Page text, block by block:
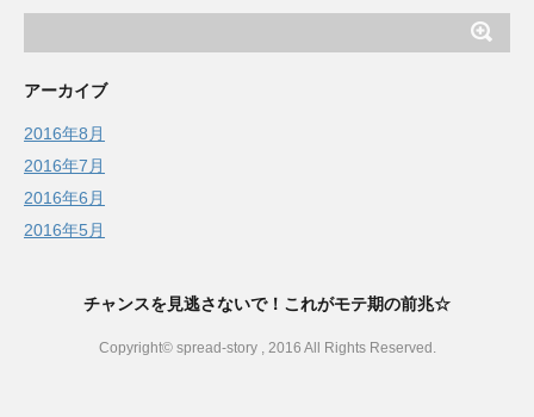
アーカイブ
2016年8月
2016年7月
2016年6月
2016年5月
チャンスを見逃さないで！これがモテ期の前兆☆
Copyright© spread-story , 2016 All Rights Reserved.